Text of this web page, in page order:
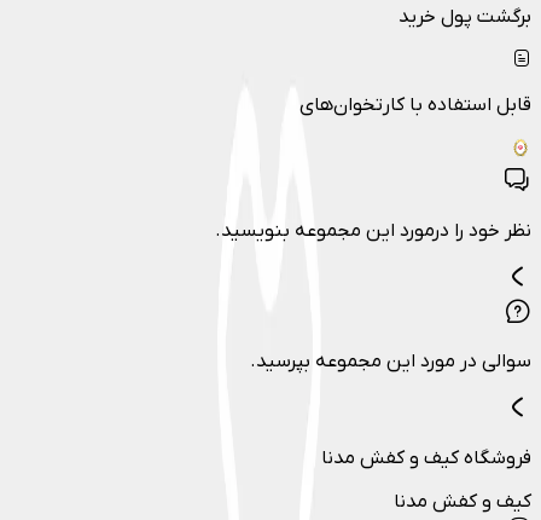
برگشت پول خرید
قابل استفاده با کارتخوان‌های
نظر خود را درمورد این مجموعه بنویسید.
سوالی در مورد این مجموعه بپرسید.
فروشگاه کیف و کفش مدنا
کیف و کفش مدنا